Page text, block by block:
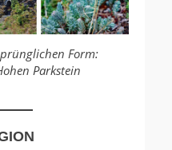
Form:
Parkstein